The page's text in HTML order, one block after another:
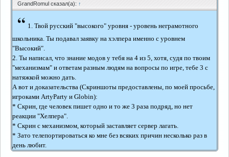
GrandRomul сказал(а): ↑
“ 1. Твой русский "высокого" уровня - уровень неграмотного
школьника. Ты подавал заявку на хэлпера именно с уровнем
"Высокий".
2. Ты написал, что знание модов у тебя на 4 из 5, хотя, судя по твоим
"механизмам" и ответам разным людям на вопросы по игре, тебе 3 с
натяжкой можно дать.
А вот и доказательства (Скриншоты предоставлены, по моей просьбе,
игроками ArtyParty и Globin):
* Скрин, где человек пишет одно и то же 3 раза подряд, но нет
реакции "Хелпера".
* Скрин с механизмом, который заставляет сервер лагать.
* Зато телепортироваться ко мне без всяких причин несколько раз в
день любит.